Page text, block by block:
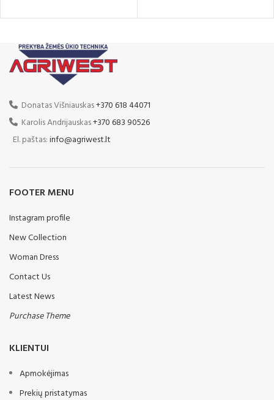
Donatas Višniauskas+370 618 44071
Karolis Andrijauskas+370 683 90526
El. paštas:info@agriwest.lt
FOOTER MENU
Instagram profile
New Collection
Woman Dress
Contact Us
Latest News
Purchase Theme
KLIENTUI
Apmokėjimas
Prekių pristatymas